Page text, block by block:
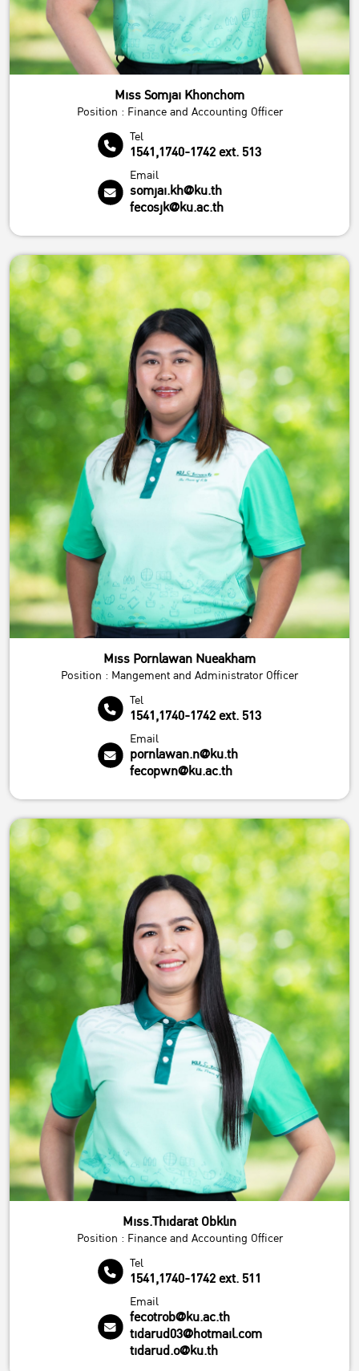
Miss Somjai Khonchom
Position : Finance and Accounting Officer
Tel
1541,1740-1742 ext. 513
Email
somjai.kh@ku.th
fecosjk@ku.ac.th
Miss Pornlawan Nueakham
Position : Mangement and Administrator Officer
Tel
1541,1740-1742 ext. 513
Email
pornlawan.n@ku.th
fecopwn@ku.ac.th
Miss.Thidarat Obklin
Position : Finance and Accounting Officer
Tel
1541,1740-1742 ext. 511
Email
fecotrob@ku.ac.th
tidarud03@hotmail.com
tidarud.o@ku.th